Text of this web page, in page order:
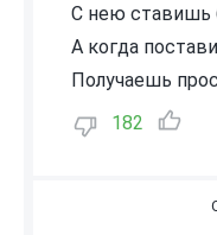
С нею ставишь
А когда
Получаешь
182